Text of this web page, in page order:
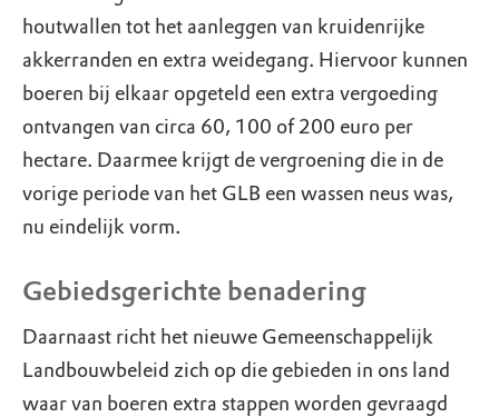
houtwallen tot het aanleggen van kruidenrijke
akkerranden en extra weidegang. Hiervoor kunnen
boeren bij elkaar opgeteld een extra vergoeding
ontvangen van circa 60, 100 of 200 euro per
hectare. Daarmee krijgt de vergroening die in de
vorige periode van het GLB een wassen neus was,
nu eindelijk vorm.
Gebiedsgerichte benadering
Daarnaast richt het nieuwe Gemeenschappelijk
Landbouwbeleid zich op die gebieden in ons land
waar van boeren extra stappen worden gevraagd